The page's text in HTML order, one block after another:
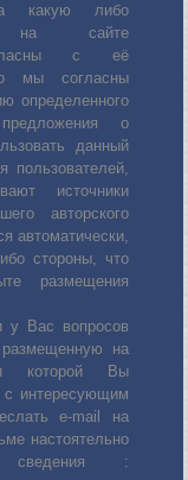
какую либо
на сайте
с её
мы согласны
определенного
о
данный
пользователей,
источники
авторского
автоматически,
стороны, что
размещения
у Вас вопросов
на
которой Вы
с интересующим
е-mail на
настоятельно
сведения :